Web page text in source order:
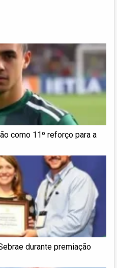
como 11º reforço para a
durante premiação